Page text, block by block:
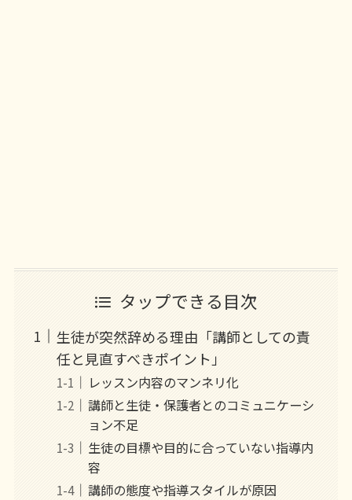
タップできる目次
生徒が突然辞める理由「講師としての責
任と見直すべきポイント」
レッスン内容のマンネリ化
講師と生徒・保護者とのコミュニケーシ
ョン不足
生徒の目標や目的に合っていない指導内
容
講師の態度や指導スタイルが原因